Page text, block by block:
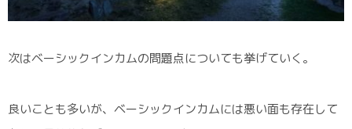
次はベーシックインカムの問題点についても挙げていく。
良いことも多いが、ベーシックインカムには悪い面も存在して